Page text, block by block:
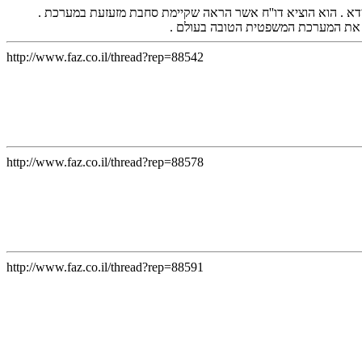
. הוא הוציא דו''ח אשר הראה שקיימת סחבת מזעזעת במערכת .
את המערכת המשפטית הטובה בעולם .
http://www.faz.co.il/thread?rep=88542
http://www.faz.co.il/thread?rep=88578
http://www.faz.co.il/thread?rep=88591